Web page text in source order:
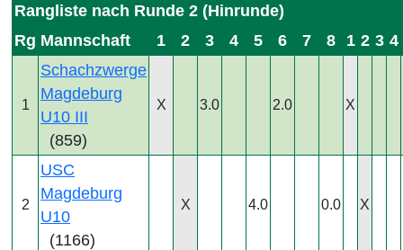
Rangliste nach Runde 2 (Hinrunde)
Rg Mannschaft 1 2 3 4 5 6 7 8 1 2 3 4
1
Schachzwerge
Magdeburg
U10 III
(859)
X 3.0 2.0 X
2
USC
Magdeburg
U10
(1166)
X 4.0 0.0 X